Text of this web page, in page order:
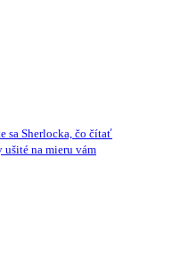
sa Sherlocka, čo čítať
na mieru vám